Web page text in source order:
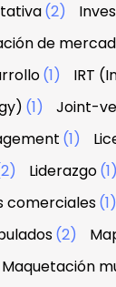
(2)
de
(1)
IRT
(1) Joint-
(1)
Liderazgo(1)
comerciales(1)
(2)
Maquetación